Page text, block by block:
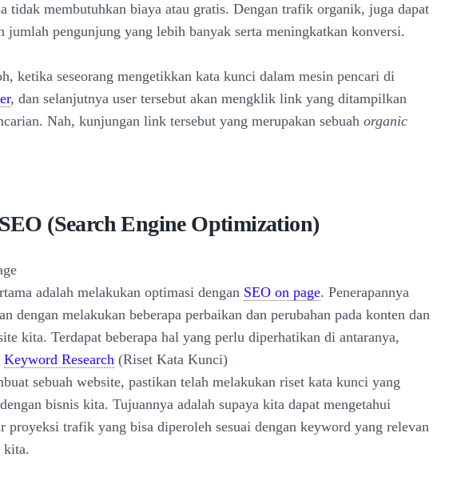
tidak membutuhkan biaya atau gratis. Dengan trafik organik, juga dapat
jumlah pengunjung yang lebih banyak serta meningkatkan konversi.
ketika seseorang mengetikkan kata kunci dalam mesin pencari di
, dan selanjutnya user tersebut akan mengklik link yang ditampilkan
Nah, kunjungan link tersebut yang merupakan sebuah organic
(Search Engine Optimization)
adalah melakukan optimasi dengan SEO on page. Penerapannya
dengan melakukan beberapa perbaikan dan perubahan pada konten dan
kita. Terdapat beberapa hal yang perlu diperhatikan di antaranya,
Keyword Research (Riset Kata Kunci)
sebuah website, pastikan telah melakukan riset kata kunci yang
bisnis kita. Tujuannya adalah supaya kita dapat mengetahui
proyeksi trafik yang bisa diperoleh sesuai dengan keyword yang relevan
kita.